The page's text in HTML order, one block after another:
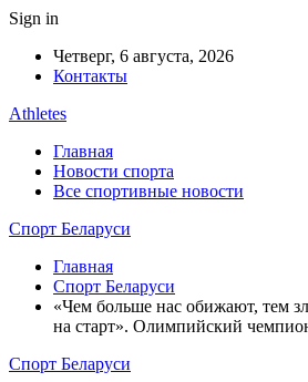
Sign in
Четверг, 6 августа, 2026
Контакты
Athletes
Главная
Новости спорта
Все спортивные новости
Спорт Беларуси
Главная
Спорт Беларуси
«Чем больше нас обижают, тем
на старт». Олимпийский
Спорт Беларуси